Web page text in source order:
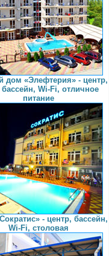
дом «Элефтерия» - центр,
Wi-Fi, отличное
питание
- центр, бассейн,
Wi-Fi, столовая